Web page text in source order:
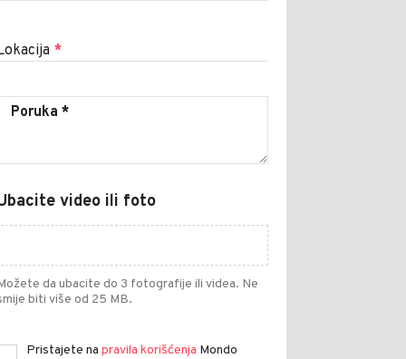
*
video ili foto
da ubacite do 3 fotografije ili videa. Ne
biti više od 25 MB.
Pristajete na pravila korišćenja Mondo